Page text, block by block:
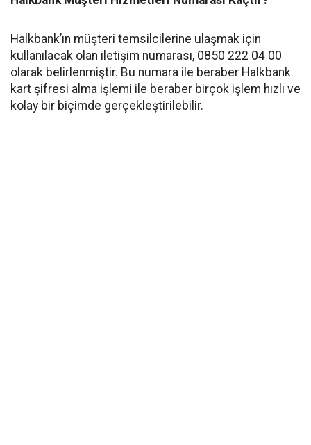
Halkbank’ın müşteri temsilcilerine ulaşmak için
kullanılacak olan iletişim numarası, 0850 222 04 00
olarak belirlenmiştir. Bu numara ile beraber Halkbank
kart şifresi alma işlemi ile beraber birçok işlem hızlı ve
kolay bir biçimde gerçekleştirilebilir.